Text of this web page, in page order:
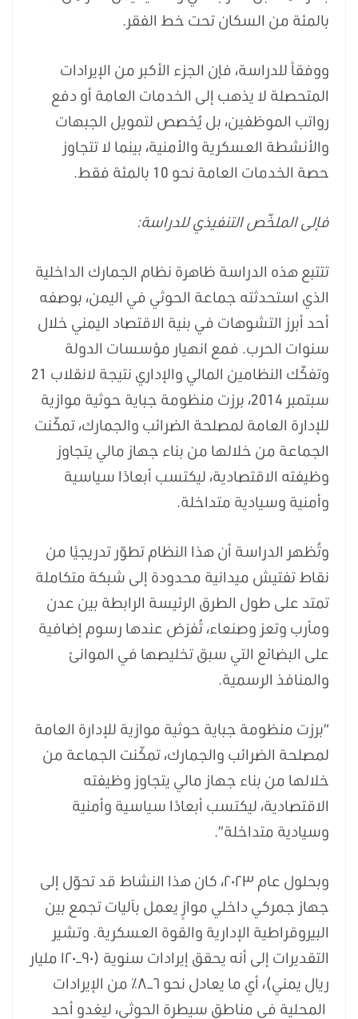
بالمئة من السكان تحت خط الفقر.
ووفقاً للدراسة، فإن الجزء الأكبر من الإيرادات
المتحصلة لا يذهب إلى الخدمات العامة أو دفع
رواتب الموظفين، بل يُخصص لتمويل الجبهات
والأنشطة العسكرية والأمنية، بينما لا تتجاوز
حصة الخدمات العامة نحو 10 بالمئة فقط.
فإلى الملخّص التنفيذي للدراسة:
تتتبع هذه الدراسة ظاهرة نظام الجمارك الداخلية
الذي استحدثته جماعة الحوثي في اليمن، بوصفه
أحد أبرز التشوهات في بنية الاقتصاد اليمني خلال
سنوات الحرب. فمع انهيار مؤسسات الدولة
وتفكّك النظامين المالي والإداري نتيجة لانقلاب 21
سبتمبر 2014، برزت منظومة جباية حوثية موازية
للإدارة العامة لمصلحة الضرائب والجمارك، تمكّنت
الجماعة من خلالها من بناء جهاز مالي يتجاوز
وظيفته الاقتصادية، ليكتسب أبعادًا سياسية
وأمنية وسيادية متداخلة.
وتُظهر الدراسة أن هذا النظام تطوّر تدريجيًا من
نقاط تفتيش ميدانية محدودة إلى شبكة متكاملة
تمتد على طول الطرق الرئيسة الرابطة بين عدن
ومأرب وتعز وصنعاء، تُفرَض عندها رسوم إضافية
على البضائع التي سبق تخليصها في الموانئ
والمنافذ الرسمية.
“برزت منظومة جباية حوثية موازية للإدارة العامة
لمصلحة الضرائب والجمارك، تمكّنت الجماعة من
خلالها من بناء جهاز مالي يتجاوز وظيفته
الاقتصادية، ليكتسب أبعادًا سياسية وأمنية
وسيادية متداخلة”.
وبحلول عام ٢٠٢٣، كان هذا النشاط قد تحوّل إلى
جهاز جمركي داخلي موازٍ يعمل بآليات تجمع بين
البيروقراطية الإدارية والقوة العسكرية. وتشير
التقديرات إلى أنه يحقق إيرادات سنوية (٩٠–١٢٠ مليار
ريال يمني)، أي ما يعادل نحو ٦–٨٪ من الإيرادات
المحلية في مناطق سيطرة الحوثي، ليغدو أحد